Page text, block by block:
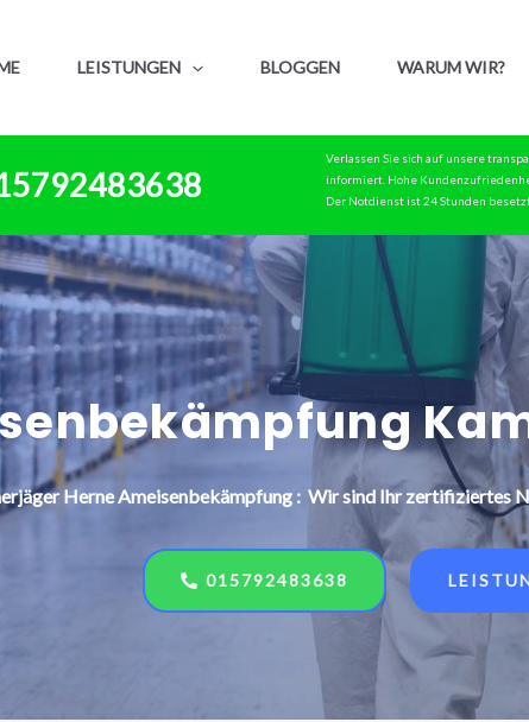
LEISTUNGEN BLOGGEN WARUM WIR?
Verlassen Sie sich auf unsere
informiert. Hohe
Der Notdienst ist 24 Stunden
HerneAmeisenbekämpfung : Wir sind Ihr zertifiziertes
015792483638